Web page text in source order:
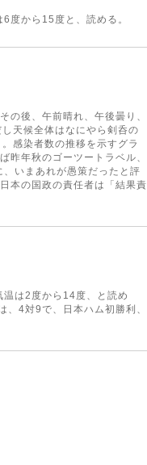
度から15度と、読める。
の後、午前晴れ、午後曇り、
天候全体はなにやら剣呑の
感染者数の推移を示すグラ
昨年秋のゴーツートラベル、
いまあれが愚策だったと評
本の国政の責任者は「結果責
は2度から14度、と読め
4対9で、日本ハム初勝利、